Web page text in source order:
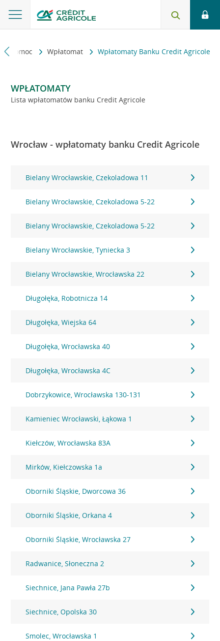
i pomoc Wpłatomat Wpłatomaty Banku Credit Agricole
WPŁATOMATY
Lista wpłatomatów banku Credit Agricole
Wrocław - wpłatomaty banku Credit Agricole
Bielany Wrocławskie, Czekoladowa 11
Bielany Wrocławskie, Czekoladowa 5-22
Bielany Wrocławskie, Czekoladowa 5-22
Bielany Wrocławskie, Tyniecka 3
Bielany Wrocławskie, Wrocławska 22
Długołęka, Robotnicza 14
Długołęka, Wiejska 64
Długołęka, Wrocławska 40
Długołęka, Wrocławska 4C
Dobrzykowice, Wrocławska 130-131
Kamieniec Wrocławski, Łąkowa 1
Kiełczów, Wrocławska 83A
Mirków, Kiełczowska 1a
Oborniki Śląskie, Dworcowa 36
Oborniki Śląskie, Orkana 4
Oborniki Śląskie, Wrocławska 27
Radwanice, Słoneczna 2
Siechnice, Jana Pawła 27b
Siechnice, Opolska 30
Smolec, Wrocławska 1